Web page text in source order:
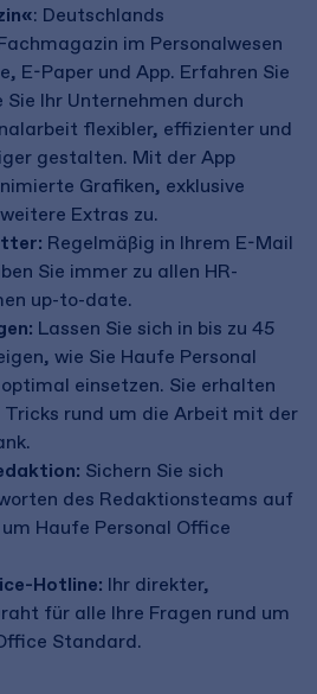
: Deutschlands
im Personalwesen
E-Paper und App. Erfahren Sie
Ihr Unternehmen durch
flexibler, effizienter und
gestalten. Mit der App
Grafiken, exklusive
Extras zu.
Regelmäßig in Ihrem E-Mail
Sie immer zu allen HR-
up-to-date.
Lassen Sie sich in bis zu 45
wie Sie Haufe Personal
einsetzen. Sie erhalten
rund um die Arbeit mit der
Sichern Sie sich
des Redaktionsteams auf
Haufe Personal Office
Hotline: Ihr direkter,
für alle Ihre Fragen rund um
Standard.